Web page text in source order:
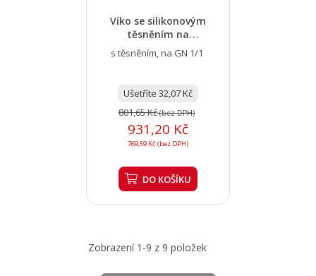
Víko se silikonovým
těsněním na
gastronádoby Standard
bez...
s těsněním, na GN 1/1
Ušetříte 32,07 Kč
801,65 Kč(bez DPH)
931,20 Kč
769,59 Kč (bez DPH)
DO KOŠÍKU
Zobrazení 1-9 z 9 položek